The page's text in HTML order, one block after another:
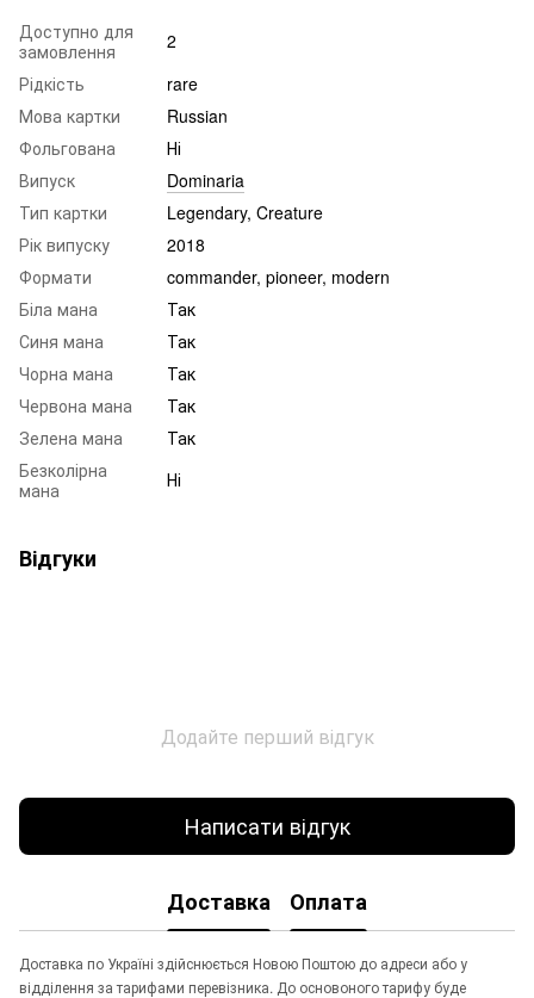
Доступно для
замовлення
2
Рідкість
rare
Мова картки
Russian
Фольгована
Ні
Випуск
Dominaria
Тип картки
Legendary, Creature
Рік випуску
2018
Формати
commander, pioneer, modern
Біла мана
Так
Синя мана
Так
Чорна мана
Так
Червона мана
Так
Зелена мана
Так
Безколірна
мана
Ні
Відгуки
Додайте перший відгук
Написати відгук
Доставка Оплата
Доставка по Україні здійснюється Новою Поштою до адреси або у
відділення за тарифами перевізника. До основоного тарифу буде